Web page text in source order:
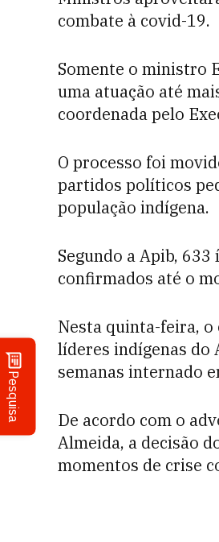
Pesquisa
combate à covid-19.
Somente o ministro
uma atuação até
coordenada pelo
O processo foi
partidos políticos
população indígena.
Segundo a Apib,
confirmados até o
Nesta quinta-feira, o
líderes indígenas do
semanas internado
De acordo com o
Almeida, a decisão
momentos de crise